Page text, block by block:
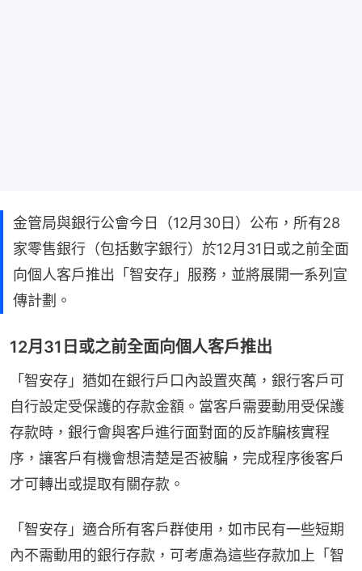
金管局與銀行公會今日（12月30日）公布，所有28
家零售銀行（包括數字銀行）於12月31日或之前全面
向個人客戶推出「智安存」服務，並將展開一系列宣
傳計劃。
12月31日或之前全面向個人客戶推出
「智安存」猶如在銀行戶口內設置夾萬，銀行客戶可
自行設定受保護的存款金額。當客戶需要動用受保護
存款時，銀行會與客戶進行面對面的反詐騙核實程
序，讓客戶有機會想清楚是否被騙，完成程序後客戶
才可轉出或提取有關存款。
「智安存」適合所有客戶群使用，如市民有一些短期
內不需動用的銀行存款，可考慮為這些存款加上「智